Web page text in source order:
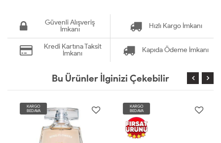
Güvenli Alışveriş
İmkanı
Hızlı Kargo İmkanı
Kredi Kartına Taksit
İmkanı
Kapıda Ödeme İmkanı
Bu Ürünler İlginizi Çekebilir
KARGO
BEDAVA
KARGO
BEDAVA